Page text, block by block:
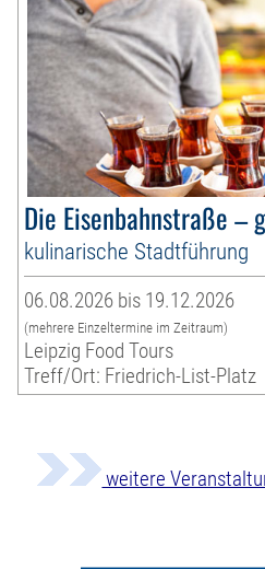
Die Eisenbahnstraße –
kulinarische Stadtführung
06.08.2026 bis 19.12.2026
(mehrere Einzeltermine im Zeitraum)
Leipzig Food Tours
Treff/Ort: Friedrich-List-Platz
weitere